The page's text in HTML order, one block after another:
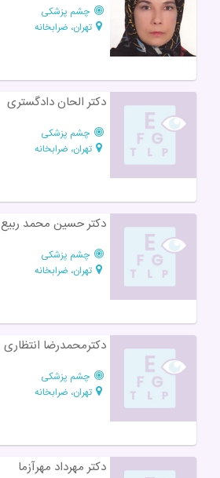
چشم پزشکی
تهران، ضرابخانه
دکتر الحان دادگستری
چشم پزشکی
تهران، ضرابخانه
دکتر حسین محمد ربیع
چشم پزشکی
تهران، ضرابخانه
دکترمحمد‌رضا انتظاری
چشم پزشکی
تهران، ضرابخانه
دکتر مهرداد مهرآزما